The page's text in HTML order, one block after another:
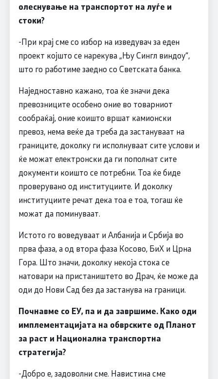
олеснување на транспортот на луѓе и
стоки?
-При крај сме со избор на изведувач за еден
проект којшто се нарекува „Њу Сингл виндоу“,
што го работиме заедно со Светската банка.
Наједноставно кажано, тоа ќе значи дека
превозниците особено оние во товарниот
сообраќај, оние коишто вршат камионски
превоз, нема веќе да треба да застануваат на
границите, доколку ги исполнуваат сите услови и
ќе можат електронски да ги пополнат сите
документи коишто се потребни. Тоа ќе биде
проверувано од институциите. И доколку
институциите речат дека тоа е тоа, тогаш ќе
можат да поминуваат.
Истото го воведуваат и Албанија и Србија во
прва фаза, а од втора фаза Косово, БиХ и Црна
Гора. Што значи, доколку некоја стока се
натовари на пристаништето во Драч, ќе може да
оди до Нови Сад без да застанува на граници.
Почнавме со ЕУ, па и да завршиме. Како оди
имплементацијата на обврските од Планот
за раст и Национална транспортна
стратегија?
-Добро е, задоволни сме. Навистина сме